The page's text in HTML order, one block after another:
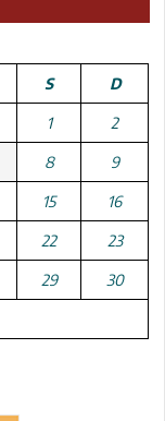
S D
1 2
8 9
15 16
22 23
29 30